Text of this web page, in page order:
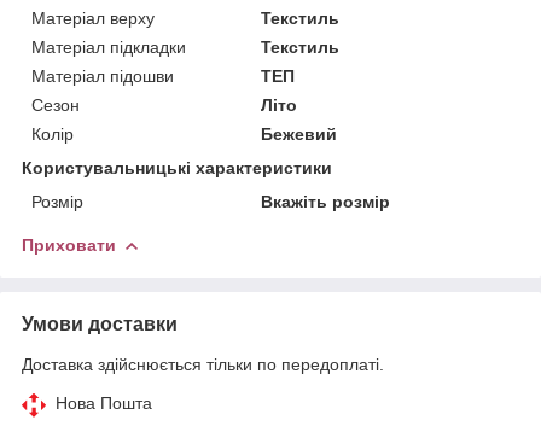
Матеріал верху
Текстиль
Матеріал підкладки
Текстиль
Матеріал підошви
ТЕП
Сезон
Літо
Колір
Бежевий
Користувальницькі характеристики
Розмір
Вкажіть розмір
Приховати
Умови доставки
Доставка здійснюється тільки по передоплаті.
Нова Пошта